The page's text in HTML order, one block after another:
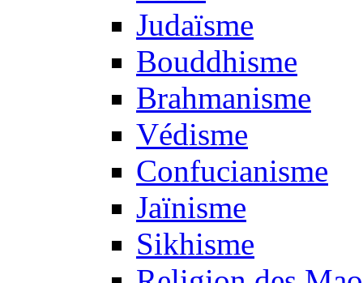
Judaïsme
Bouddhisme
Brahmanisme
Védisme
Confucianisme
Jaïnisme
Sikhisme